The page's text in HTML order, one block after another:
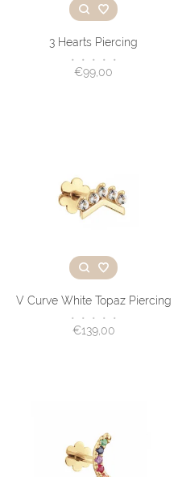
3 Hearts Piercing
• • • • •
€99,00
V Curve White Topaz Piercing
• • • • •
€139,00